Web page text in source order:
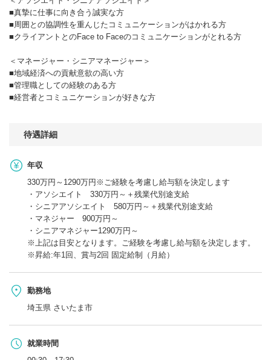
■真摯に仕事に向き合う誠実な方
■周囲との協調性を重んじたコミュニケーションがはかれる方
■クライアントとのFace to Faceのコミュニケーションがとれる方
＜マネージャー・シニアマネージャー＞
■地域経済への貢献意欲の高い方
■管理職としての経験のある方
■経営者とコミュニケーションが好きな方
待遇詳細
年収
330万円～1290万円※ご経験を考慮し給与額を決定します
・アソシエイト 330万円～＋残業代別途支給
・シニアアソシエイト 580万円～＋残業代別途支給
・マネジャー 900万円～
・シニアマネジャー1290万円～
※上記は目安となります。ご経験を考慮し給与額を決定します。
※昇給:年1回、賞与2回 固定給制（月給）
勤務地
埼玉県 さいたま市
就業時間